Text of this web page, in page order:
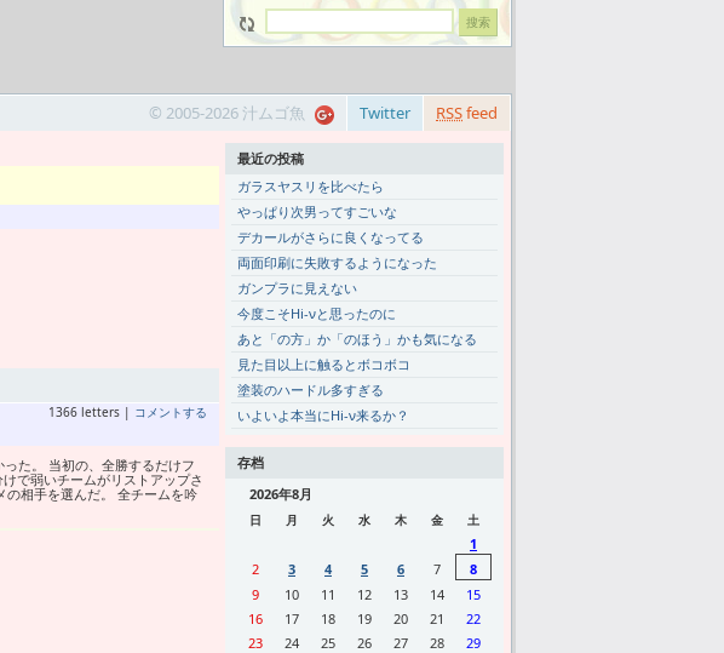
RSSfeed
Twitter
© 2005-2026 汁ムゴ魚
1366 letters | コメントする
た。 当初の、全勝するだけフ
で弱いチームがリストアップさ
の相手を選んだ。 全チームを吟
最近の投稿
ガラスヤスリを比べたら
やっぱり次男ってすごいな
デカールがさらに良くなってる
両面印刷に失敗するようになった
ガンプラに見えない
今度こそHi-νと思ったのに
あと「の方」か「のほう」かも気になる
見た目以上に触るとボコボコ
塗装のハードル多すぎる
いよいよ本当にHi-ν来るか？
存档
2026年8月
日 月 火 水 木 金 土
1
2
3 4 5 6 7
8
9
10 11 12 13 14
15
16
17 18 19 20 21
22
23
24 25 26 27 28
29